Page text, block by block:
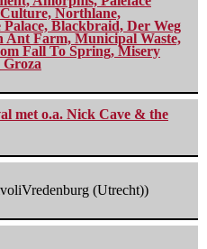
Northlane,
Blackbraid, Der Weg
Ant Farm, Municipal Waste,
Fall To Spring, Misery
Groza
met o.a. Nick Cave & the
(Utrecht))